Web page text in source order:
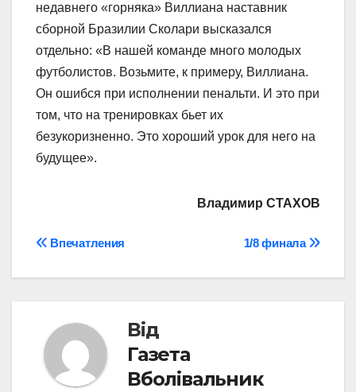
недавнего «горняка» Виллиана наставник
сборной Бразилии Сколари высказался
отдельно: «В нашей команде много молодых
футболистов. Возьмите, к примеру, Виллиана.
Он ошибся при исполнении пенальти. И это при
том, что на тренировках бьет их
безукоризненно. Это хороший урок для него на
будущее».
Владимир СТАХОВ
Навігація
записів
1/8 финала
Впечатления
Від
Газета
Вболівальник